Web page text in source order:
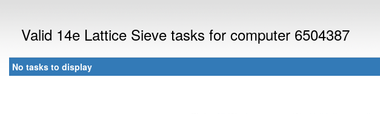
Valid 14e Lattice Sieve tasks for computer 6504387
No tasks to display